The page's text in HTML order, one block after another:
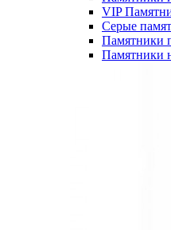
VIP
Серые
Памятники
Памятники